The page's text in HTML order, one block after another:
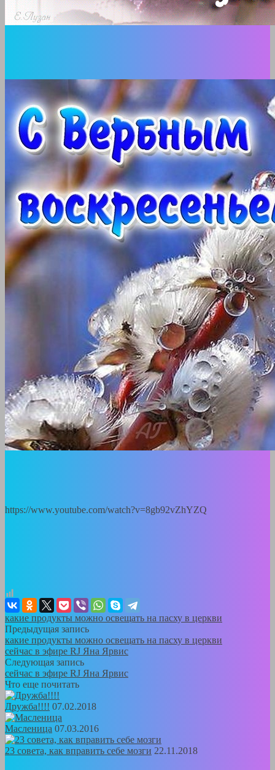
https://www.youtube.com/watch?v=8gb92vZhYZQ
какие продукты можно освещать на пасху в церкви
Предыдущая запись
какие продукты можно освещать на пасху в церкви
сейчас в эфире RJ Яна Ярвис
Следующая запись
сейчас в эфире RJ Яна Ярвис
Что еще почитать
Дружба!!!! 07.02.2018
Масленица 07.03.2016
23 совета, как вправить себе мозги 22.11.2018